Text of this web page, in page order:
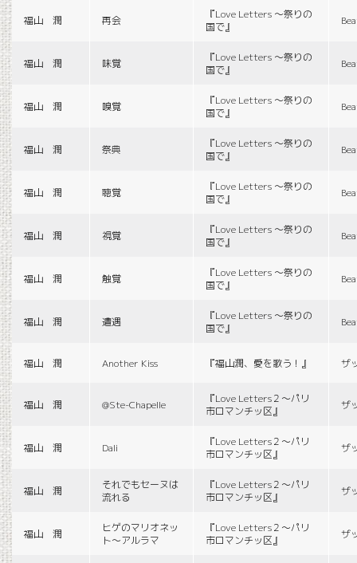
福山 潤 再会
『Love Letters 〜祭りの
国で』
福山 潤 味覚
『Love Letters 〜祭りの
国で』
福山 潤 嗅覚
『Love Letters 〜祭りの
国で』
福山 潤 祭典
『Love Letters 〜祭りの
国で』
福山 潤 聴覚
『Love Letters 〜祭りの
国で』
福山 潤 視覚
『Love Letters 〜祭りの
国で』
福山 潤 触覚
『Love Letters 〜祭りの
国で』
福山 潤 遭遇
『Love Letters 〜祭りの
国で』
福山 潤 Another Kiss 『福山潤、愛を歌う！』 ザ
福山 潤 @Ste-Chapelle
『Love Letters２〜パリ
市ロマンチッ区』
ザ
福山 潤 Dali
『Love Letters２〜パリ
市ロマンチッ区』
ザ
福山 潤
それでもセーヌは
流れる
『Love Letters２〜パリ
市ロマンチッ区』
ザ
福山 潤
ヒゲのマリオネッ
ト〜アルラマ
『Love Letters２〜パリ
市ロマンチッ区』
ザ